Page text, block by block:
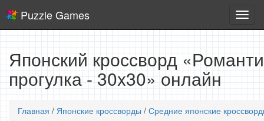
игры
Puzzle Games
Японский кроссворд
прогулка - 30x30» онлайн
Главная / Японские кроссворды / Средние японские